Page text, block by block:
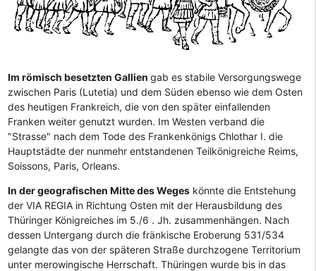
Im römisch besetzten Gallien gab es stabile Versorgungswege
zwischen Paris (Lutetia) und dem Süden ebenso wie dem Osten
des heutigen Frankreich, die von den später einfallenden
Franken weiter genutzt wurden. Im Westen verband die
"Strasse" nach dem Tode des Frankenkönigs Chlothar I. die
Hauptstädte der nunmehr entstandenen Teilkönigreiche Reims,
Soissons, Paris, Orleans.
In der geografischen Mitte des Wegeskönnte die Entstehung
der VIA REGIA in Richtung Osten mit der Herausbildung des
Thüringer Königreiches im 5./6 . Jh. zusammenhängen. Nach
dessen Untergang durch die fränkische Eroberung 531/534
gelangte das von der späteren Straße durchzogene Territorium
unter merowingische Herrschaft. Thüringen wurde bis in das